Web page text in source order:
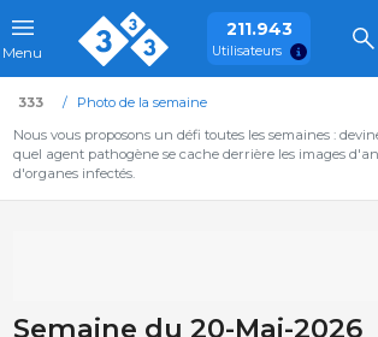
Menu
211.943
Utilisateurs
333
Photo de la semaine
Nous vous proposons un défi toutes les semaines :
quel agent pathogène se cache derrière les images
d'organes infectés.
Semaine du 20-Mai-2026